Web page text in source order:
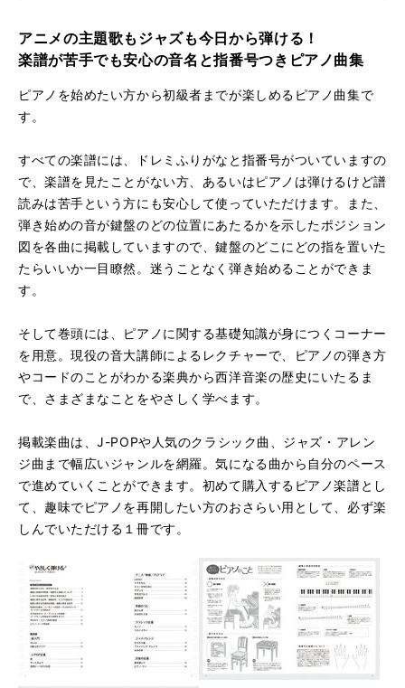
アニメの主題歌もジャズも今日から弾ける！
楽譜が苦手でも安心の音名と指番号つきピアノ曲集
ピアノを始めたい方から初級者までが楽しめるピアノ曲集で
す。
すべての楽譜には、ドレミふりがなと指番号がついていますの
で、楽譜を見たことがない方、あるいはピアノは弾けるけど譜
読みは苦手という方にも安心して使っていただけます。また、
弾き始めの音が鍵盤のどの位置にあたるかを示したポジション
図を各曲に掲載していますので、鍵盤のどこにどの指を置いた
たらいいか一目瞭然。迷うことなく弾き始めることができま
す。
そして巻頭には、ピアノに関する基礎知識が身につくコーナー
を用意。現役の音大講師によるレクチャーで、ピアノの弾き方
やコードのことがわかる楽典から西洋音楽の歴史にいたるま
で、さまざまなことをやさしく学べます。
掲載楽曲は、J-POPや人気のクラシック曲、ジャズ・アレン
ジ曲まで幅広いジャンルを網羅。気になる曲から自分のペース
で進めていくことができます。初めて購入するピアノ楽譜とし
て、趣味でピアノを再開したい方のおさらい用として、必ず楽
しんでいただける１冊です。